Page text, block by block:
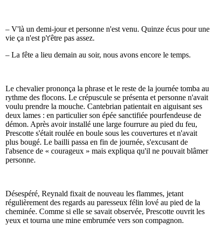
– V'là un demi-jour et personne n'est venu. Quinze écus pour une
vie ça n'est p't'être pas assez.
– La fête a lieu demain au soir, nous avons encore le temps.
Le chevalier prononça la phrase et le reste de la journée tomba au
rythme des flocons. Le crépuscule se présenta et personne n'avait
voulu prendre la mouche. Cantebrian patientait en aiguisant ses
deux lames : en particulier son épée sanctifiée pourfendeuse de
démon. Après avoir installé une large fourrure au pied du feu,
Prescotte s'était roulée en boule sous les couvertures et n'avait
plus bougé. Le bailli passa en fin de journée, s'excusant de
l'absence de « courageux » mais expliqua qu'il ne pouvait blâmer
personne.
Désespéré, Reynald fixait de nouveau les flammes, jetant
régulièrement des regards au paresseux félin lové au pied de la
cheminée. Comme si elle se savait observée, Prescotte ouvrit les
yeux et tourna une mine embrumée vers son compagnon.